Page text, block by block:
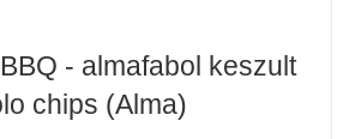
- almafabol keszult
chips (Alma)